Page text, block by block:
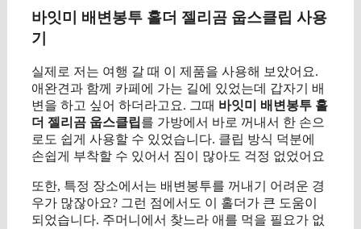
바잇미 배변봉투 홀더 젤리곰 웁스클립 사용
기
실제로 저는 여행 갈 때 이 제품을 사용해 보았어요.
애완견과 함께 카페에 가는 길에 있었는데 갑자기 배
변을 하고 싶어 하더라고요. 그때 바잇미 배변봉투 홀
더 젤리곰 웁스클립를 가방에서 바로 꺼내서 한 손으
로도 쉽게 사용할 수 있었습니다. 클립 방식 덕분에
손쉽게 부착할 수 있어서 짐이 많아도 걱정 없었어요
또한, 특정 장소에서는 배변봉투를 꺼내기 어려운 경
우가 많잖아요? 그런 점에서도 이 홀더가 큰 도움이
되었습니다. 주머니에서 찾느라 애를 먹을 필요가 없